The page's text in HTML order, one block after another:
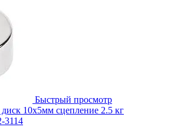
Быстрый просмотр
10х5мм сцепление 2.5 кг
3114